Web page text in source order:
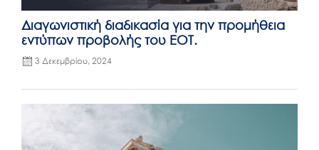
Διαγωνιστική διαδικασία για την προμήθεια
εντύπων προβολής του ΕΟΤ.
3 Δεκεμβρίου, 2024